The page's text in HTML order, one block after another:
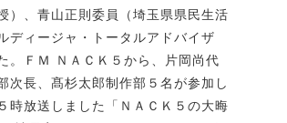
）、青山正則委員（埼玉県県民生活
ディージャ・トータルアドバイザ
。ＦＭ ＮＡＣＫ５から、片岡尚代
次長、髙杉太郎制作部５名が参加し
時放送しました「ＮＡＣＫ５の大晦